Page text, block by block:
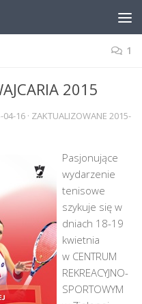
1
2015
04-16 · ZAKTUALIZOWANE 2015-
Pasjonujące
wydarzenie
tenisowe
szykuje się w
dniach 18-19
kwietnia
w CENTRUM
REKREACYJNO-
SPORTOWYM